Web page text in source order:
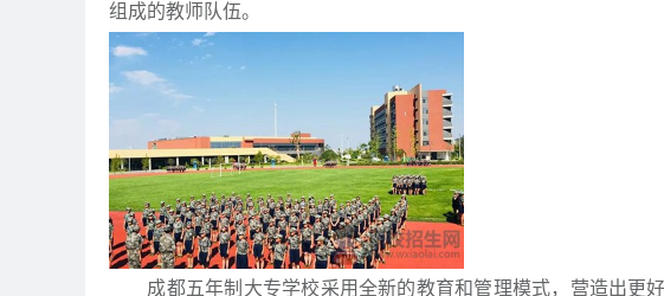
组成的教师队伍。
成都五年制大专学校采用全新的教育和管理模式，营造出更